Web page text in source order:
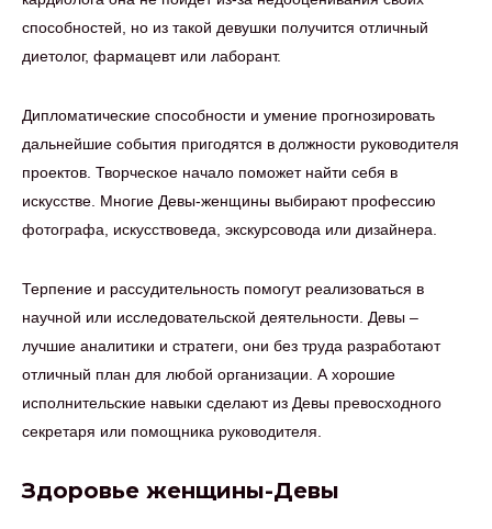
способностей, но из такой девушки получится отличный
диетолог, фармацевт или лаборант.
Дипломатические способности и умение прогнозировать
дальнейшие события пригодятся в должности руководителя
проектов. Творческое начало поможет найти себя в
искусстве. Многие Девы-женщины выбирают профессию
фотографа, искусствоведа, экскурсовода или дизайнера.
Терпение и рассудительность помогут реализоваться в
научной или исследовательской деятельности. Девы –
лучшие аналитики и стратеги, они без труда разработают
отличный план для любой организации. А хорошие
исполнительские навыки сделают из Девы превосходного
секретаря или помощника руководителя.
Здоровье женщины-Девы